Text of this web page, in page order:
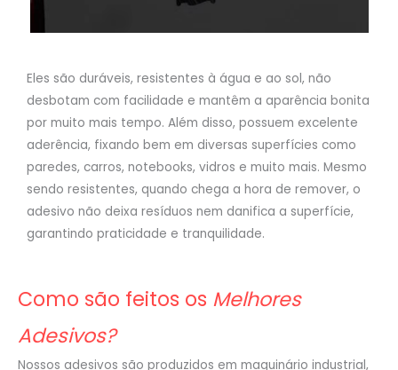
Eles são duráveis, resistentes à água e ao sol, não
desbotam com facilidade e mantêm a aparência bonita
por muito mais tempo. Além disso, possuem excelente
aderência, fixando bem em diversas superfícies como
paredes, carros, notebooks, vidros e muito mais. Mesmo
sendo resistentes, quando chega a hora de remover, o
adesivo não deixa resíduos nem danifica a superfície,
garantindo praticidade e tranquilidade.
Como são feitos os Melhores
Adesivos?
Nossos adesivos são produzidos em maquinário industrial,